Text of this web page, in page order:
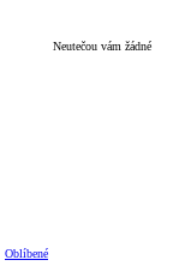
Neutečou vám žádné
Oblíbené